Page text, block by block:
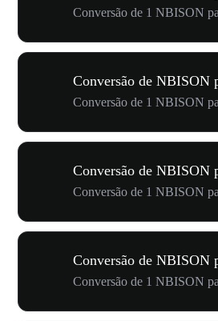
Conversão de 1 NBISON
Conversão de NBISON
Conversão de 1 NBISON
Conversão de NBISON
Conversão de NBISON
Conversão de 1 NBISON